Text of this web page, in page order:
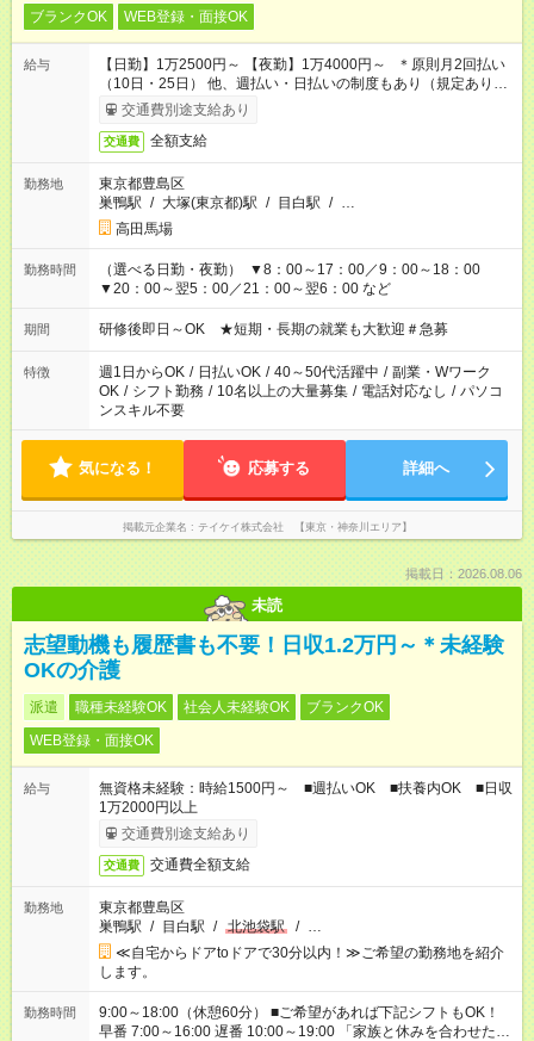
ブランクOK WEB登録・面接OK
給与
【日勤】1万2500円～ 【夜勤】1万4000円～ ＊原則月2回払い
（10日・25日） 他、週払い・日払いの制度もあり（規定あり）
＃日収1万円以上
交通費別途支給あり
交通費 全額支給
勤務地
東京都豊島区
巣鴨駅 / 大塚(東京都)駅 / 目白駅 / …
高田馬場
勤務時間
（選べる日勤・夜勤） ▼8：00～17：00／9：00～18：00
▼20：00～翌5：00／21：00～翌6：00 など
期間 研修後即日～OK ★短期・長期の就業も大歓迎＃急募
特徴 週1日からOK / 日払いOK / 40～50代活躍中 / 副業・Wワーク
OK / シフト勤務 / 10名以上の大量募集 / 電話対応なし / パソコ
ンスキル不要
気になる！ 応募する 詳細へ
掲載元企業名 テイケイ株式会社 【東京・神奈川エリア】
掲載日：2026.08.06
未読
志望動機も履歴書も不要！日収1.2万円～＊未経験
OKの介護
派遣 職種未経験OK 社会人未経験OK
ブランクOK
WEB登録・面接OK
給与
無資格未経験：時給1500円～ ■週払いOK ■扶養内OK ■日収
1万2000円以上
交通費別途支給あり
交通費 交通費全額支給
勤務地
東京都豊島区
巣鴨駅 / 目白駅 / 北池袋駅 / …
≪自宅からドアtoドアで30分以内！≫ご希望の勤務地を紹介
します。
勤務時間
9:00～18:00（休憩60分） ■ご希望があれば下記シフトもOK！
早番 7:00～16:00 遅番 10:00～19:00 「家族と休みを合わせた